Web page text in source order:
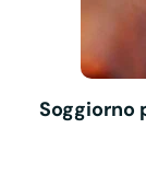
Soggiorno